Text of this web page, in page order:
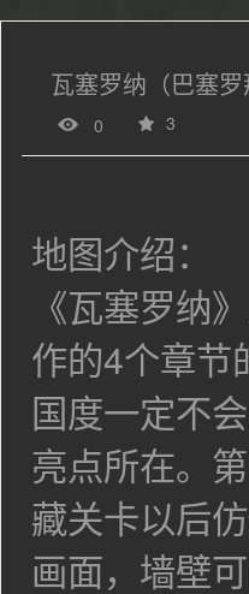
瓦塞罗纳（巴塞罗
0 3
地图介绍：
《瓦塞罗纳
作的4个章节
国度一定不
亮点所在。
藏关卡以后
画面，墙壁